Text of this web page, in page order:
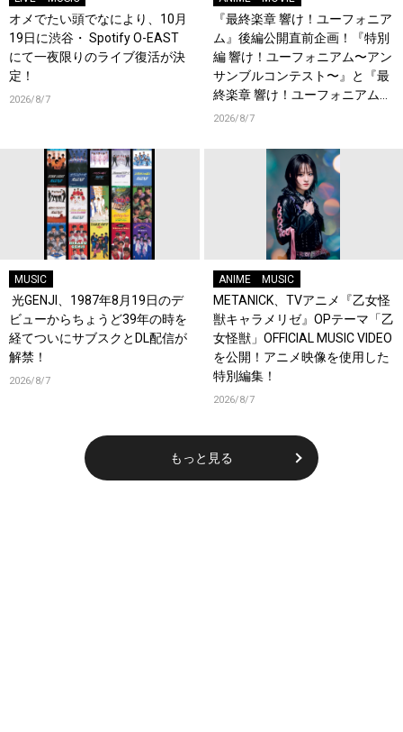
オメでたい頭でなにより、10月
19日に渋谷・ Spotify O-EAST
にて一夜限りのライブ復活が決
定！
2026/8/7
『最終楽章 響け！ユーフォニア
ム』後編公開直前企画！『特別
編 響け！ユーフォニアム〜アン
サンブルコンテスト〜』と『最
終楽章 響け！ユーフォニアム』
前編の一挙上映が決定！
2026/8/7
MUSIC
光GENJI、1987年8月19日のデ
ビューからちょうど39年の時を
経てついにサブスクとDL配信が
解禁！
2026/8/7
ANIME MUSIC
METANICK、TVアニメ『乙女怪
獣キャラメリゼ』OPテーマ「乙
女怪獣」OFFICIAL MUSIC VIDEO
を公開！アニメ映像を使用した
特別編集！
2026/8/7
もっと見る